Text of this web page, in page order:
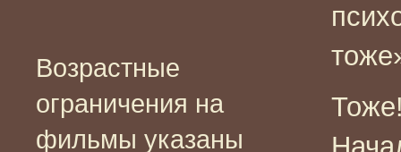
Возрастные
ограничения на
фильмы указаны